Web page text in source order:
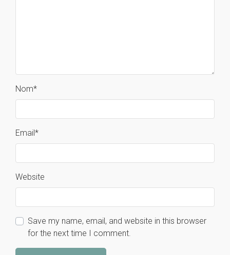
Nom*
Email*
Website
Save my name, email, and website in this browser
for the next time I comment.